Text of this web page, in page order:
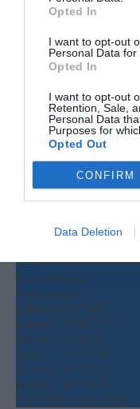
Opted In
I want to opt-out
Personal Data for
Opted In
I want to opt-out
Retention, Sale,
Personal Data
Purposes for
Opted Out
CONFIRM
Data Deletion
Ο ΚΑΙΡΟΣ
31
+27°
Θεσσαλονίκη
Παρασκευή, 07
Σάββατο+37°+28°
Κυριακή +36°+27°
Δευτέρα +34°+26°
Τρίτη
+36°+26°
Τετάρτη +37°+25°
Πέμπτη
+37°+25°
Πρόγνωση για 7 μέρες